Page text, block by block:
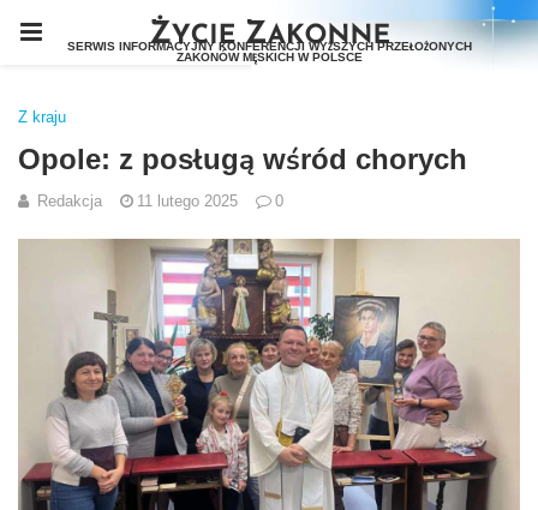
Z kraju
Opole: z posługą wśród chorych
Redakcja 11 lutego 2025 0